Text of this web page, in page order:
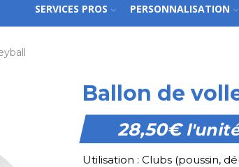
SERVICES PROS PERSONNALISATION
Ballon de
28,50€
Utilisation : Clubs (poussin,